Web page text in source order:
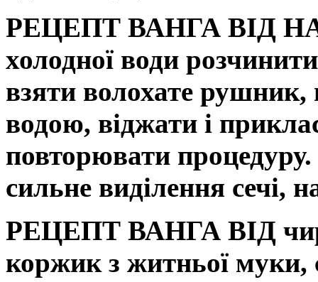
РЕЦЕПТ ВАНГА ВІД
холодної води
взяти волохате рушник,
водою, віджати і
повторювати
сильне виділення сечі,
РЕЦЕПТ ВАНГА ВІД
коржик з житньої муки,